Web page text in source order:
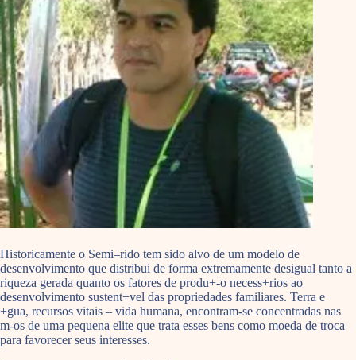
Historicamente o Semi–rido tem sido alvo de um modelo de
desenvolvimento que distribui de forma extremamente desigual tanto a
riqueza gerada quanto os fatores de produ+-o necess+rios ao
desenvolvimento sustent+vel das propriedades familiares. Terra e
+gua, recursos vitais – vida humana, encontram-se concentradas nas
m-os de uma pequena elite que trata esses bens como moeda de troca
para favorecer seus interesses.